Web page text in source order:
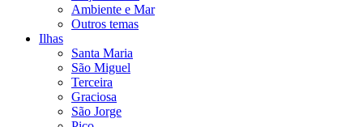
Ambiente e Mar
Outros temas
Ilhas
Santa Maria
São Miguel
Terceira
Graciosa
São Jorge